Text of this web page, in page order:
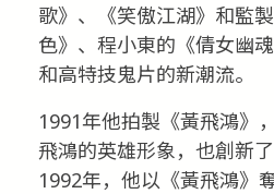
歌》、《笑傲江湖》和監
色》、程小東的《倩女幽
和高特技鬼片的新潮流。
1991年他拍製《黃飛鴻》
飛鴻的英雄形象，也創新
1992年，他以《黃飛鴻》